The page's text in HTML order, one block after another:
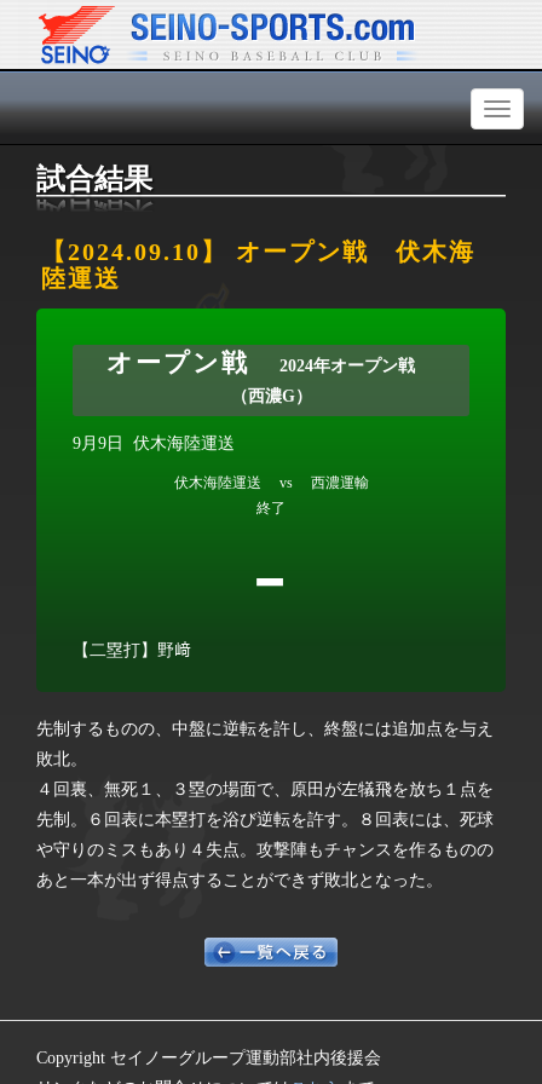
Toggle
試合結果
【2024.09.10】 オープン戦 伏木海
陸運送
オープン戦
2024年オープン戦
（西濃G）
9月9日 伏木海陸運送
伏木海陸運送 vs 西濃運輸
終了
-
【二塁打】野﨑
先制するものの、中盤に逆転を許し、終盤には追加点を与え
敗北。
４回裏、無死１、３塁の場面で、原田が左犠飛を放ち１点を
先制。６回表に本塁打を浴び逆転を許す。８回表には、死球
や守りのミスもあり４失点。攻撃陣もチャンスを作るものの
あと一本が出ず得点することができず敗北となった。
Copyright セイノーグループ運動部社内後援会